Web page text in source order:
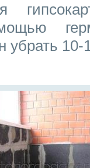
убрать